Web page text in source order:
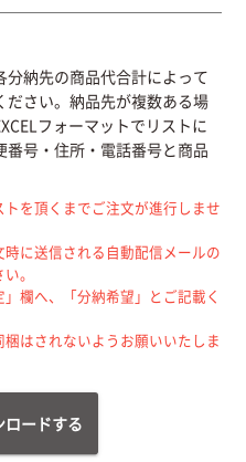
納先の商品代合計によって
さい。納品先が複数ある場
フォーマットでリストに
番号・住所・電話番号と商品
を頂くまでご注文が進行しませ
に送信される自動配信メールの
。
欄へ、「分納希望」とご記載く
はされないようお願いいたしま
ードする